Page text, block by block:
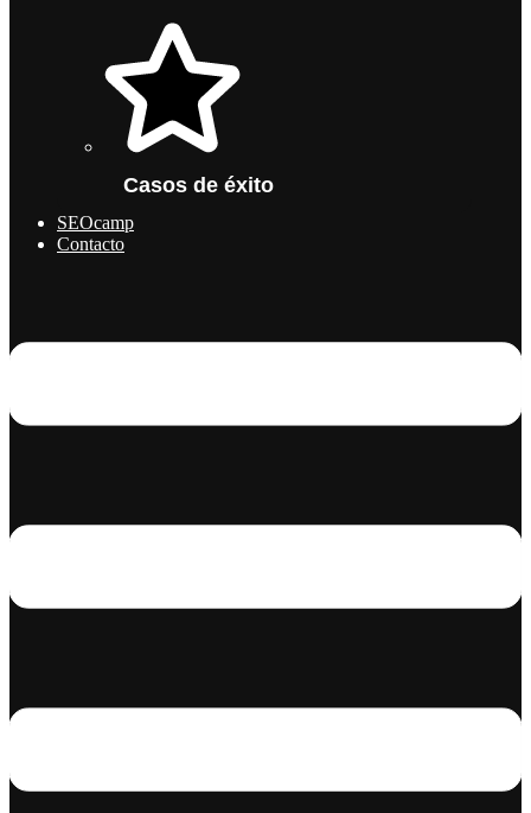
Casos de éxito
SEOcamp
Contacto